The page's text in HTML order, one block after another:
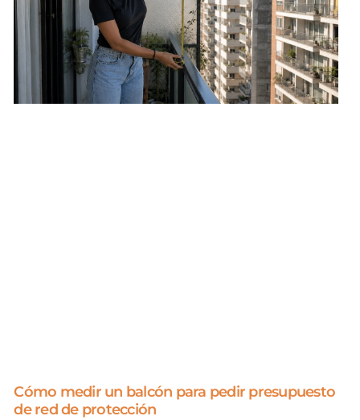
Cómo medir un balcón para pedir presupuesto
de red de protección